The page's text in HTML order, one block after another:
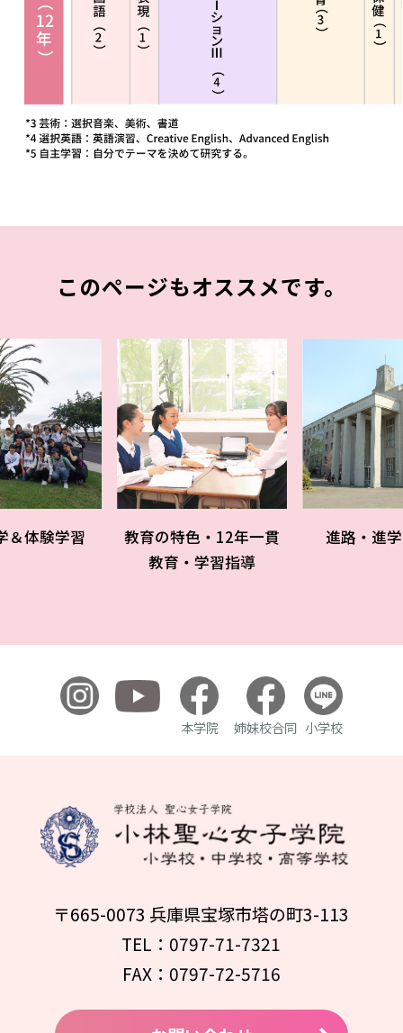
このページもオススメです。
＆体験学習
教育の特色・12年一貫
教育・学習指導
進路・進
本学院 姉妹校合同 小学校
〒665-0073 兵庫県宝塚市塔の町3-113
TEL：0797-71-7321
FAX：0797-72-5716